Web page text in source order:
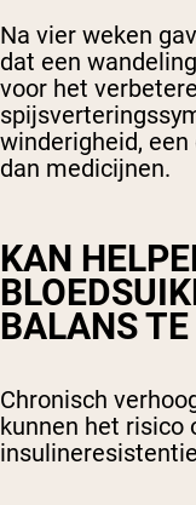
Na vier weken
dat een
voor het
winderigheid,
dan medicijnen.
KAN
BALANS
Chronisch
kunnen het risico